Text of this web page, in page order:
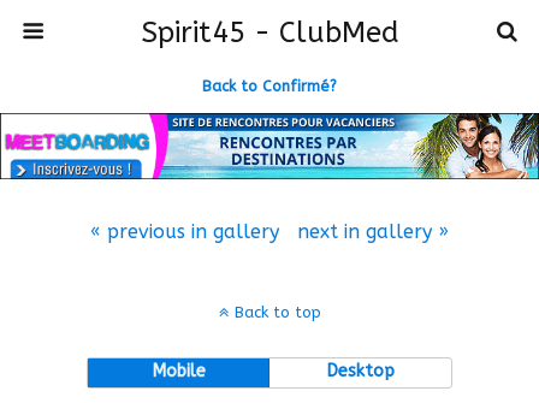
Spirit45 - ClubMed
Back to Confirmé?
« previous in gallery next in gallery »
Back to top
Mobile Desktop